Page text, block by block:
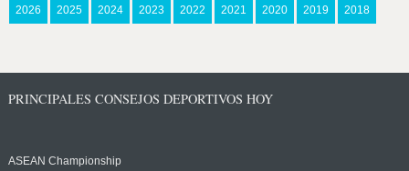
2026 2025 2024 2023 2022 2021 2020 2019 2018
PRINCIPALES CONSEJOS DEPORTIVOS HOY
ASEAN Championship